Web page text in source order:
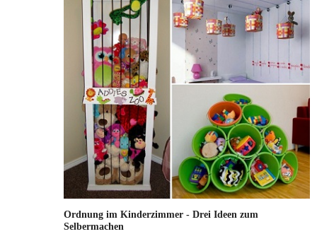
Ordnung im Kinderzimmer - Drei Ideen zum
Selbermachen